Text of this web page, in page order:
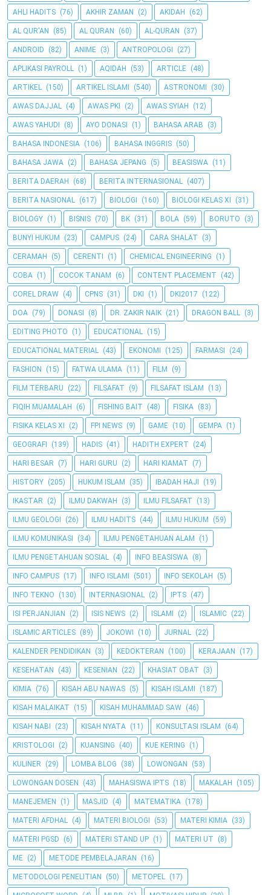
AHLI HADITS (76) AKHIR ZAMAN (2) AKIDAH (62)
AL QUR'AN (85) AL QURAN (60) AL-QURAN (37)
ANDROID (82) ANIME (3) ANTROPOLOGI (27)
APLIKASI PAYROLL (1) AQIDAH (53) ARTICLE (48)
ARTIKEL (150) ARTIKEL ISLAMI (540) ASTRONOMI (30)
AWAS DAJJAL (4) AWAS PKI (2) AWAS SYIAH (12)
AWAS YAHUDI (8) AYO DONASI (1) BAHASA ARAB (3)
BAHASA INDONESIA (106) BAHASA INGGRIS (50)
BAHASA JAWA (2) BAHASA JEPANG (5) BEASISWA (11)
BERITA DAERAH (68) BERITA INTERNASIONAL (407)
BERITA NASIONAL (617) BIOLOGI (160) BIOLOGI KELAS XI (31)
BIOLOGY (1) BISNIS (70) BK (31) BOLA (59) BORUTO (3)
BUNYI HUKUM (23) CAMPUS (24) CARA SHALAT (3)
CERAMAH (5) CERENTI (1) CHEMICAL ENGINEERING (1)
COBA (1) COCOK TANAM (6) CONTENT PLACEMENT (42)
COREL DRAW (4) CPNS (31) DKI (1) DKI2017 (122)
DOA (79) DONASI (8) DR. ZAKIR NAIK (21) DRAGON BALL (3)
EDITING PHOTO (1) EDUCATIONAL (15)
EDUCATIONAL MATERIAL (43) EKONOMI (125) FARMASI (24)
FASHION (15) FATWA ULAMA (11) FILM (9)
FILM TERBARU (22) FILSAFAT (9) FILSAFAT ISLAM (13)
FIQIH MUAMALAH (6) FISHING BAIT (48) FISIKA (83)
FISIKA KELAS XI (2) FPI NEWS (9) GAME (10) GEMPA (1)
GEOGRAFI (139) HADIS (41) HADITH EXPERT (24)
HARI BESAR (7) HARI GURU (2) HARI KIAMAT (7)
HISTORY (205) HUKUM ISLAM (35) IBADAH HAJI (19)
IKASTAR (2) ILMU DAKWAH (3) ILMU FILSAFAT (13)
ILMU GEOLOGI (26) ILMU HADITS (44) ILMU HUKUM (59)
ILMU KOMUNIKASI (34) ILMU PENGETAHUAN ALAM (1)
ILMU PENGETAHUAN SOSIAL (4) INFO BEASISWA (8)
INFO CAMPUS (17) INFO ISLAMI (501) INFO SEKOLAH (5)
INFO TEKNO (130) INTERNASIONAL (2) IPTS (47)
ISI PERJANJIAN (2) ISIS NEWS (2) ISLAMI (2) ISLAMIC (22)
ISLAMIC ARTICLES (89) JOKOWI (10) JURNAL (22)
KALENDER PENDIDIKAN (3) KEDOKTERAN (100) KERAJAAN (17)
KESEHATAN (43) KESENIAN (22) KHASIAT OBAT (3)
KIMIA (76) KISAH ABU NAWAS (5) KISAH ISLAMI (187)
KISAH MALAIKAT (15) KISAH MUHAMMAD SAW (46)
KISAH NABI (23) KISAH NYATA (11) KONSULTASI ISLAM (64)
KRISTOLOGI (2) KUANSING (40) KUE KERING (1)
KULINER (29) LOMBA BLOG (38) LOWONGAN (53)
LOWONGAN DOSEN (43) MAHASISWA IPTS (18) MAKALAH (105)
MANEJEMEN (1) MASJID (4) MATEMATIKA (178)
MATERI AFDHAL (4) MATERI BIOLOGI (53) MATERI KIMIA (33)
MATERI PGSD (6) MATERI STAND UP (1) MATERI UT (8)
ME (2) METODE PEMBELAJARAN (16)
METODOLOGI PENELITIAN (50) METOPEL (17)